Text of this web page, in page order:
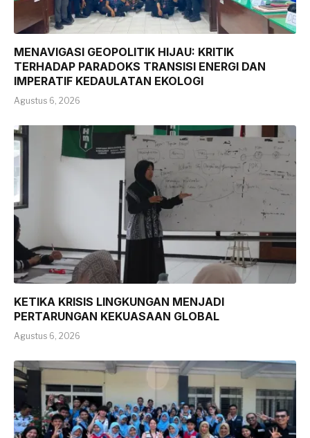
MENAVIGASI GEOPOLITIK HIJAU: KRITIK
TERHADAP PARADOKS TRANSISI ENERGI DAN
IMPERATIF KEDAULATAN EKOLOGI
Agustus 6, 2026
KETIKA KRISIS LINGKUNGAN MENJADI
PERTARUNGAN KEKUASAAN GLOBAL
Agustus 6, 2026